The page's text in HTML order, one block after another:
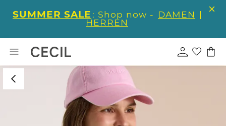
SUMMER SALE : Shop now - DAMEN |
HERREN